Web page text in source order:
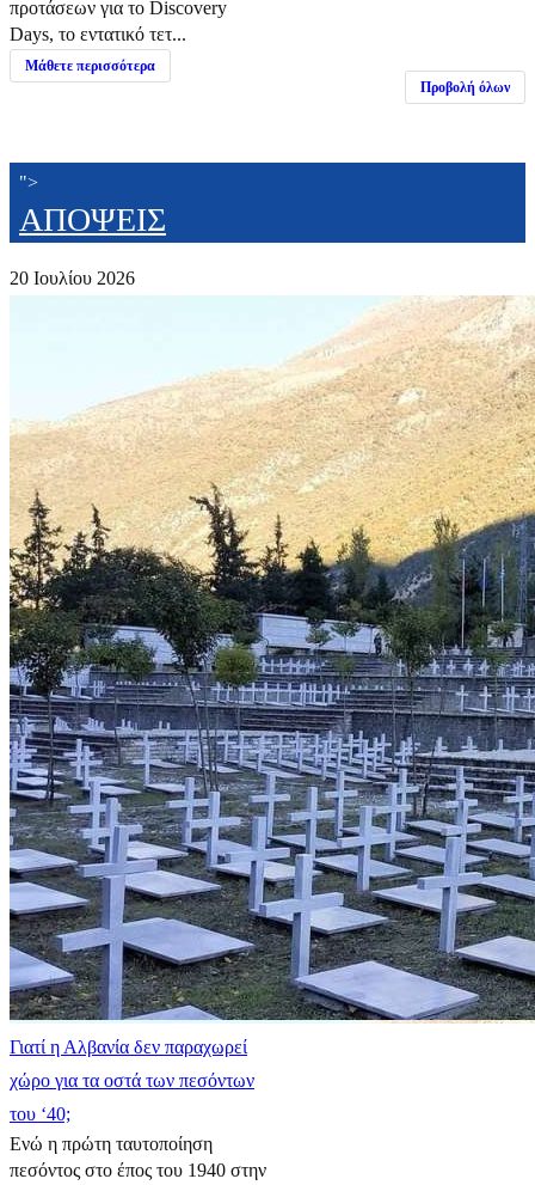
προτάσεων για το Discovery
Days, το εντατικό τετ...
Μάθετε περισσότερα
Προβολή όλων
">
ΑΠΟΨΕΙΣ
20 Ιουλίου 2026
Γιατί η Αλβανία δεν παραχωρεί
χώρο για τα οστά των πεσόντων
του ‘40;
Ενώ η πρώτη ταυτοποίηση
πεσόντος στο έπος του 1940 στην